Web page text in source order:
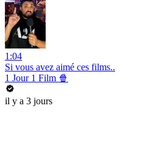
1:04
Si vous avez aimé ces films..
1 Jour 1 Film 🍿
il y a 3 jours